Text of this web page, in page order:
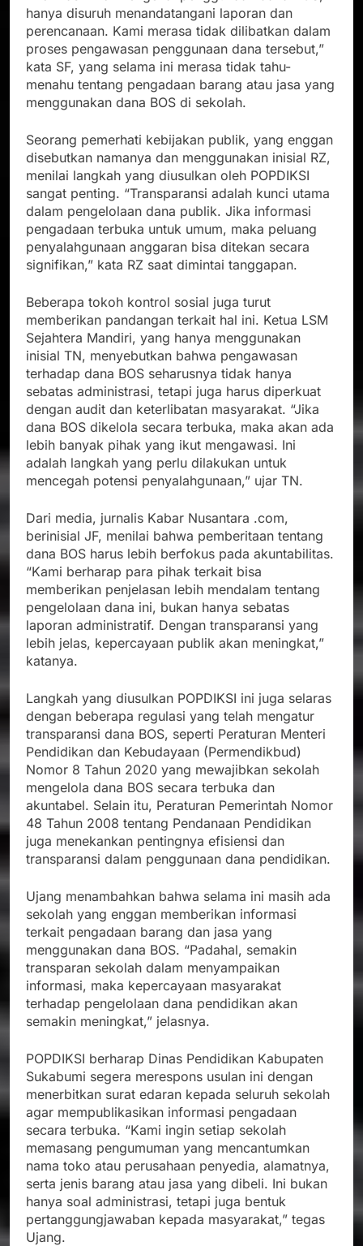
hanya disuruh menandatangani laporan dan
perencanaan. Kami merasa tidak dilibatkan dalam
proses pengawasan penggunaan dana tersebut,”
kata SF, yang selama ini merasa tidak tahu-
menahu tentang pengadaan barang atau jasa yang
menggunakan dana BOS di sekolah.
Seorang pemerhati kebijakan publik, yang enggan
disebutkan namanya dan menggunakan inisial RZ,
menilai langkah yang diusulkan oleh POPDIKSI
sangat penting. “Transparansi adalah kunci utama
dalam pengelolaan dana publik. Jika informasi
pengadaan terbuka untuk umum, maka peluang
penyalahgunaan anggaran bisa ditekan secara
signifikan,” kata RZ saat dimintai tanggapan.
Beberapa tokoh kontrol sosial juga turut
memberikan pandangan terkait hal ini. Ketua LSM
Sejahtera Mandiri, yang hanya menggunakan
inisial TN, menyebutkan bahwa pengawasan
terhadap dana BOS seharusnya tidak hanya
sebatas administrasi, tetapi juga harus diperkuat
dengan audit dan keterlibatan masyarakat. “Jika
dana BOS dikelola secara terbuka, maka akan ada
lebih banyak pihak yang ikut mengawasi. Ini
adalah langkah yang perlu dilakukan untuk
mencegah potensi penyalahgunaan,” ujar TN.
Dari media, jurnalis Kabar Nusantara .com,
berinisial JF, menilai bahwa pemberitaan tentang
dana BOS harus lebih berfokus pada akuntabilitas.
“Kami berharap para pihak terkait bisa
memberikan penjelasan lebih mendalam tentang
pengelolaan dana ini, bukan hanya sebatas
laporan administratif. Dengan transparansi yang
lebih jelas, kepercayaan publik akan meningkat,”
katanya.
Langkah yang diusulkan POPDIKSI ini juga selaras
dengan beberapa regulasi yang telah mengatur
transparansi dana BOS, seperti Peraturan Menteri
Pendidikan dan Kebudayaan (Permendikbud)
Nomor 8 Tahun 2020 yang mewajibkan sekolah
mengelola dana BOS secara terbuka dan
akuntabel. Selain itu, Peraturan Pemerintah Nomor
48 Tahun 2008 tentang Pendanaan Pendidikan
juga menekankan pentingnya efisiensi dan
transparansi dalam penggunaan dana pendidikan.
Ujang menambahkan bahwa selama ini masih ada
sekolah yang enggan memberikan informasi
terkait pengadaan barang dan jasa yang
menggunakan dana BOS. “Padahal, semakin
transparan sekolah dalam menyampaikan
informasi, maka kepercayaan masyarakat
terhadap pengelolaan dana pendidikan akan
semakin meningkat,” jelasnya.
POPDIKSI berharap Dinas Pendidikan Kabupaten
Sukabumi segera merespons usulan ini dengan
menerbitkan surat edaran kepada seluruh sekolah
agar mempublikasikan informasi pengadaan
secara terbuka. “Kami ingin setiap sekolah
memasang pengumuman yang mencantumkan
nama toko atau perusahaan penyedia, alamatnya,
serta jenis barang atau jasa yang dibeli. Ini bukan
hanya soal administrasi, tetapi juga bentuk
pertanggungjawaban kepada masyarakat,” tegas
Ujang.